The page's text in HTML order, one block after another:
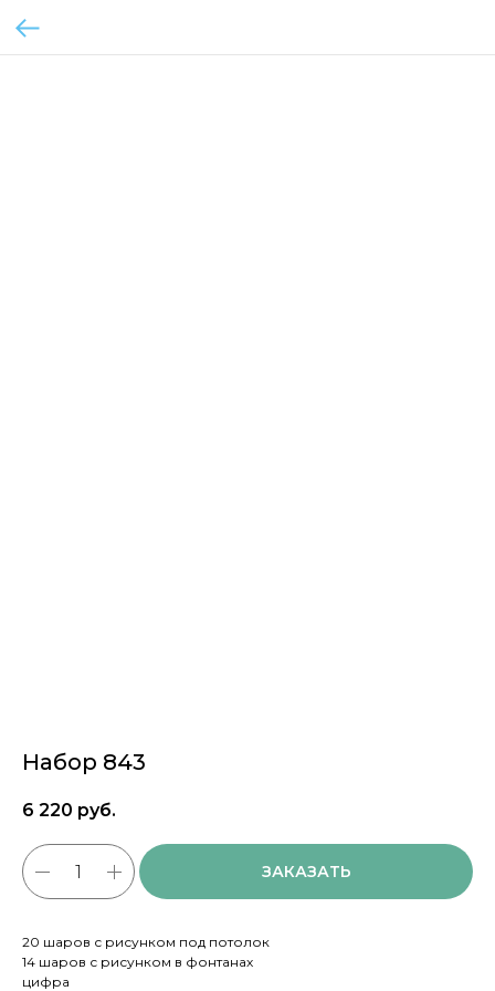
Набор 843
6 220 руб.
ЗАКАЗАТЬ
20 шаров с рисунком под потолок
14 шаров с рисунком в фонтанах
цифра